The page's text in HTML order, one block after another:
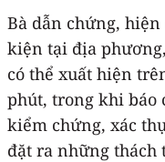
Bà dẫn chứng,
kiện tại địa
có thể xuất hiện
phút, trong khi báo
kiểm chứng, xác
đặt ra những